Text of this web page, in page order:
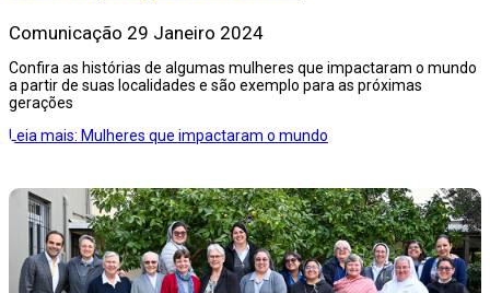
Comunicação 29 Janeiro 2024
Confira as histórias de algumas mulheres que impactaram o mundo
a partir de suas localidades e são exemplo para as próximas
gerações
Leia mais: Mulheres que impactaram o mundo